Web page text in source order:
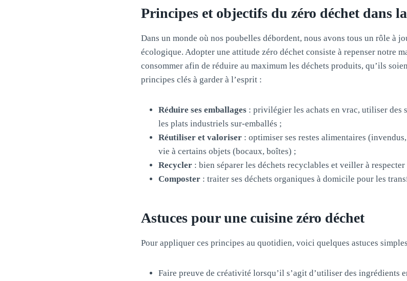
Principes et objectifs du zéro déchet dans
Dans un monde où nos poubelles débordent, nous avons tous un rôle à
écologique. Adopter une attitude zéro déchet consiste à repenser notre
consommer afin de réduire au maximum les déchets produits, qu’ils
principes clés à garder à l’esprit :
Réduire ses emballages : privilégier les achats en vrac, utiliser des
les plats industriels sur-emballés ;
Réutiliser et valoriser : optimiser ses restes alimentaires
vie à certains objets (bocaux, boîtes) ;
Recycler : bien séparer les déchets recyclables et veiller à
Composter : traiter ses déchets organiques à domicile pour les
Astuces pour une cuisine zéro déchet
Pour appliquer ces principes au quotidien, voici quelques astuces
Faire preuve de créativité lorsqu’il s’agit d’utiliser des ingrédients